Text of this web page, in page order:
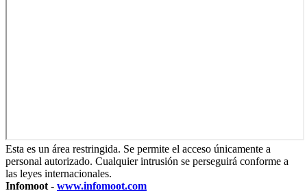
Esta es un área restringida. Se permite el acceso únicamente a
personal autorizado. Cualquier intrusión se perseguirá conforme a
las leyes internacionales.
Infomoot - www.infomoot.com